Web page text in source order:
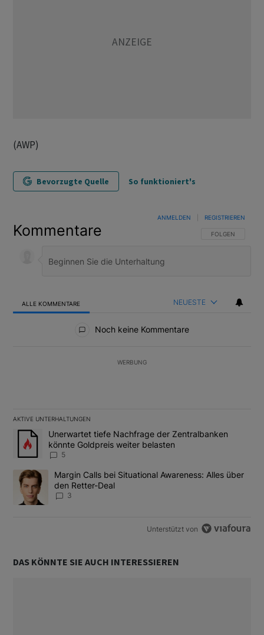
(AWP)
Bevorzugte Quelle So funktioniert's
Kommentare FOLGE DIESER
FOLGEN
ANMELDEN REGISTRIEREN
ALLE KOMMENTARE NEUESTE
Noch keine Kommentare
WERBUNG
AKTIVE UNTERHALTUNGEN
Das Folgende ist eine Liste der am meisten kommentierten
Ein Trendartikel mit dem Titel "Unerwartet tiefe Nachfrage der
Unerwartet tiefe Nachfrage der Zentralbanken
könnte Goldpreis weiter belasten
5
Ein Trendartikel mit dem Titel "Margin Calls bei Situational
Margin Calls bei Situational Awareness: Alles über
den Retter-Deal
3
Unterstützt von
DAS KÖNNTE SIE AUCH INTERESSIEREN